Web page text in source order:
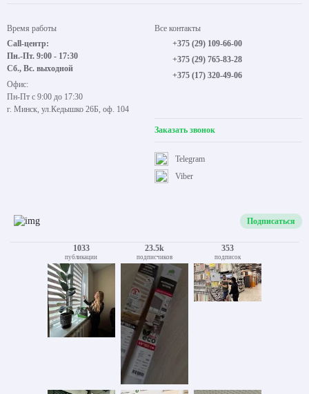
Время работы
Call-центр:
Пн.-Пт. 9:00 - 17:30
Сб., Вс. выходной
Офис:
Пн-Пт с 9:00 до 17:30
г. Минск, ул.Кедышко 26Б, оф. 104
Все контакты
+375 (29) 109-66-00
+375 (29) 765-83-28
+375 (17) 320-49-06
Заказать звонок
Viber
Telegram
Подписаться
1033
публикации
23.5k
подписчиков
353
подписок